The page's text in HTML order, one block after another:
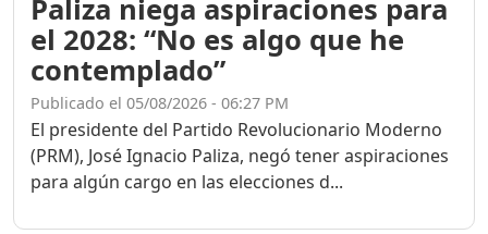
Paliza niega aspiraciones para
el 2028: “No es algo que he
contemplado”
Publicado el 05/08/2026 - 06:27 PM
El presidente del Partido Revolucionario Moderno
(PRM), José Ignacio Paliza, negó tener aspiraciones
para algún cargo en las elecciones d...